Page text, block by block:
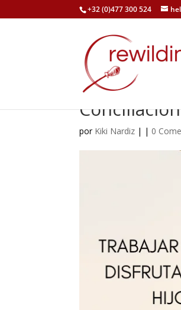
+32 (0)477 300 524
por Kiki Nardiz | | 0